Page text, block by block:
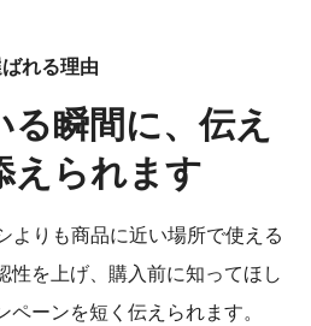
れる理由
瞬間に、伝え
えられます
よりも商品に近い場所で使える
性を上げ、購入前に知ってほし
ーンを短く伝えられます。